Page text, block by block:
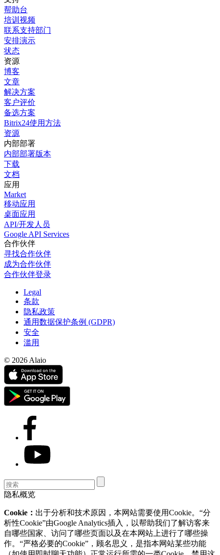
帮助台
培训视频
联系支持部门
安排演示
状态
资源
博客
文章
解决方案
客户评价
备选方案
Bitrix24使用方法
资源
内部部署
内部部署版本
下载
文档
应用
Market
移动应用
桌面应用
API/开发人员
Google API Services
合作伙伴
寻找合作伙伴
成为合作伙伴
合作伙伴登录
Legal
条款
隐私政策
通用数据保护条例 (GDPR)
安全
滥用
© 2026 Alaio
隐私概览
Cookie： 出于分析和技术原因，本网站需要使用Cookie。“分
析性Cookie”由Google Analytics插入，以帮助我们了解访客来
自哪些国家、访问了哪些页面以及在本网站上进行了哪些操
作。“严格必要的Cookie”，顾名思义，是指本网站某些功能